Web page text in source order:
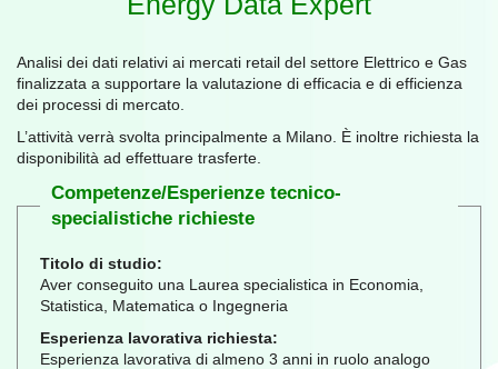
Analisi dei dati relativi ai mercati retail del settore Elettrico e Gas
finalizzata a supportare la valutazione di efficacia e di efficienza
dei processi di mercato.
L’attività verrà svolta principalmente a Milano. È inoltre richiesta la
disponibilità ad effettuare trasferte.
Competenze/Esperienze tecnico-
specialistiche richieste
Titolo di studio:
Aver conseguito una Laurea specialistica in Economia,
Statistica, Matematica o Ingegneria
Esperienza lavorativa richiesta:
Esperienza lavorativa di almeno 3 anni in ruolo analogo